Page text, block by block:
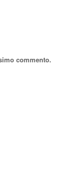
commento.